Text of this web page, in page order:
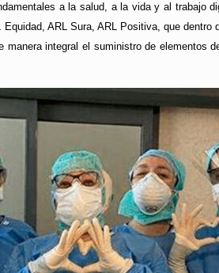
a la salud, a la vida y al trabajo
ARL Sura, ARL Positiva, que
integral el suministro de elementos